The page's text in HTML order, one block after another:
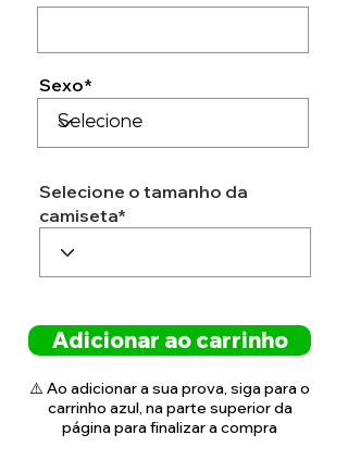
Sexo*
Selecione o tamanho da
camiseta*
Adicionar ao carrinho
⚠️ Ao adicionar a sua prova, siga para o
carrinho azul, na parte superior da
página para finalizar a compra